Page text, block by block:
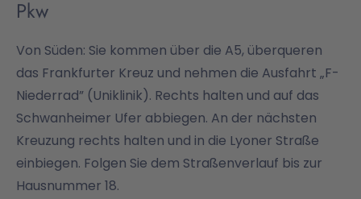
Pkw
Von Süden: Sie kommen über die A5, überqueren
das Frankfurter Kreuz und nehmen die Ausfahrt „F-
Niederrad” (Uniklinik). Rechts halten und auf das
Schwanheimer Ufer abbiegen. An der nächsten
Kreuzung rechts halten und in die Lyoner Straße
einbiegen. Folgen Sie dem Straßenverlauf bis zur
Hausnummer 18.